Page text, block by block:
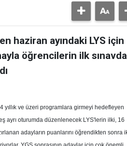
haziran ayındaki LYS için
öğrencilerin ilk
yıllık ve üzeri programlara girmeyi hedefleyen
ayrı oturumda düzenlenecek LYS'lerin ilki, 16
adayların puanlarını öğrendikten sonra